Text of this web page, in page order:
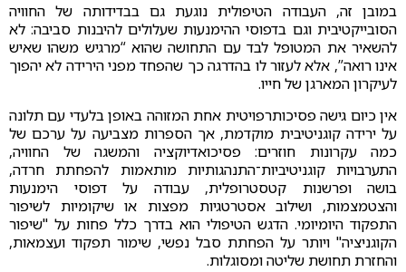
במובן זה, העבודה הטיפולית נוגעת גם בבדידותה של החוויה
הסובייקטיבית וגם בדפוסי ההימנעות שעלולים להיבנות סביבה: לא
להשאיר את המטופל לבד עם התחושה שהוא “מרגיש משהו שאיש
אינו רואה”, אלא לעזור לו בהדרגה כך שהפחד מפני הירידה לא יהפוך
לעיקרון המארגן של חייו.
אין כיום גישה פסיכותרפויטית אחת המזוהה באופן בלעדי עם תלונה
על ירידה קוגניטיבית מוקדמת, אך הספרות מצביעה על ערכם של
כמה עקרונות חוזרים: פסיכואדיוקציה והמשגה של החוויה,
התערבויות קוגניטיביות־התנהגותיות מותאמות להפחתת חרדה,
בושה ופרשנות קטסטרופלית, עבודה על דפוסי הימנעות
והצטמצמות, ושילוב אסטרטגיות מפצות או שיקומיות לשיפור
התפקוד היומיומי. הדגש הטיפולי הוא בדרך כלל פחות על "שיפור
הקוגניציה" ויותר על הפחתת סבל נפשי, שימור תפקוד ועצמאות,
והחזרת תחושת שליטה ומסוגלות.